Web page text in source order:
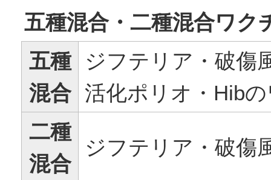
五種混合・二種混合ワク
五種
混合
ジフテリア・破傷
活化ポリオ・Hib
二種
混合
ジフテリア・破傷